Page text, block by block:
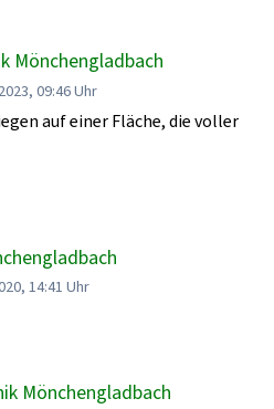
Mönchengladbach
09:46 Uhr
auf einer Fläche, die voller
14:41 Uhr
Mönchengladbach